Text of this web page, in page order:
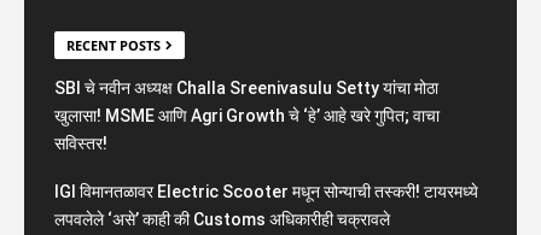
RECENT POSTS
SBI चे नवीन अध्यक्ष Challa Sreenivasulu Setty यांचा मोठा
खुलासा! MSME आणि Agri Growth चे ‘हे’ आहे खरे गुपित; वाचा
सविस्तर!
IGI विमानतळावर Electric Scooter मधून सोन्याची तस्करी! टायरमध्ये
लपवलेले ‘असे’ काही की Customs अधिकारीही चक्रावले